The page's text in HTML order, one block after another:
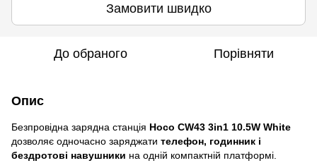
Замовити швидко
До обраного Порівняти
Опис
Безпровідна зарядна станція Hoco CW43 3in1 10.5W White
дозволяє одночасно заряджати телефон, годинник і
бездротові навушники на одній компактній платформі.